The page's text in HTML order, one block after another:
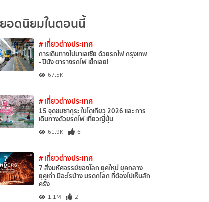
ยอดนิยมในตอนนี้
# เที่ยวต่างประเทศ
การเดินทางไปมาเลเซีย ด้วยรถไฟ กรุงเทพ
- ปีนัง ตารางรถไฟ เช็กเลย!
67.5K
# เที่ยวต่างประเทศ
15 จุดชมซากุระ ในโตเกียว 2026 และ การ
เดินทางด้วยรถไฟ เที่ยวญี่ปุ่น
61.9K 6
# เที่ยวต่างประเทศ
7 สิ่งมหัศจรรย์ของโลก ยุคใหม่ ยุคกลาง
ยุคเก่า มีอะไรบ้าง มรดกโลก ที่ต้องไปเห็นสัก
ครั้ง
1.1M 2